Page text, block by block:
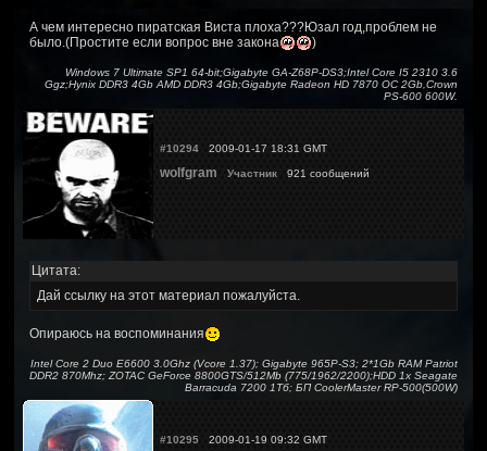
А чем интересно пиратская Виста плоха???Юзал год,проблем не
было.(Простите если вопрос вне закона
)
Windows 7 Ultimate SP1 64-bit;Gigabyte GA-Z68P-DS3;Intel Core I5 2310 3.6
Ggz;Hynix DDR3 4Gb AMD DDR3 4Gb;Gigabyte Radeon HD 7870 OC 2Gb,Crown
PS-600 600W.
#10294 2009-01-17 18:31 GMT
wolfgram Участник 921 сообщений
Цитата:
Дай ссылку на этот материал пожалуйста.
Опираюсь на воспоминания
Intel Core 2 Duo E6600 3.0Ghz (Vcore 1.37); Gigabyte 965P-S3; 2*1Gb RAM Patriot
DDR2 870Mhz; ZOTAC GeForce 8800GTS/512Mb (775/1962/2200);HDD 1x Seagate
Barracuda 7200 1Тб; БП CoolerMaster RP-500(500W)
#10295 2009-01-19 09:32 GMT